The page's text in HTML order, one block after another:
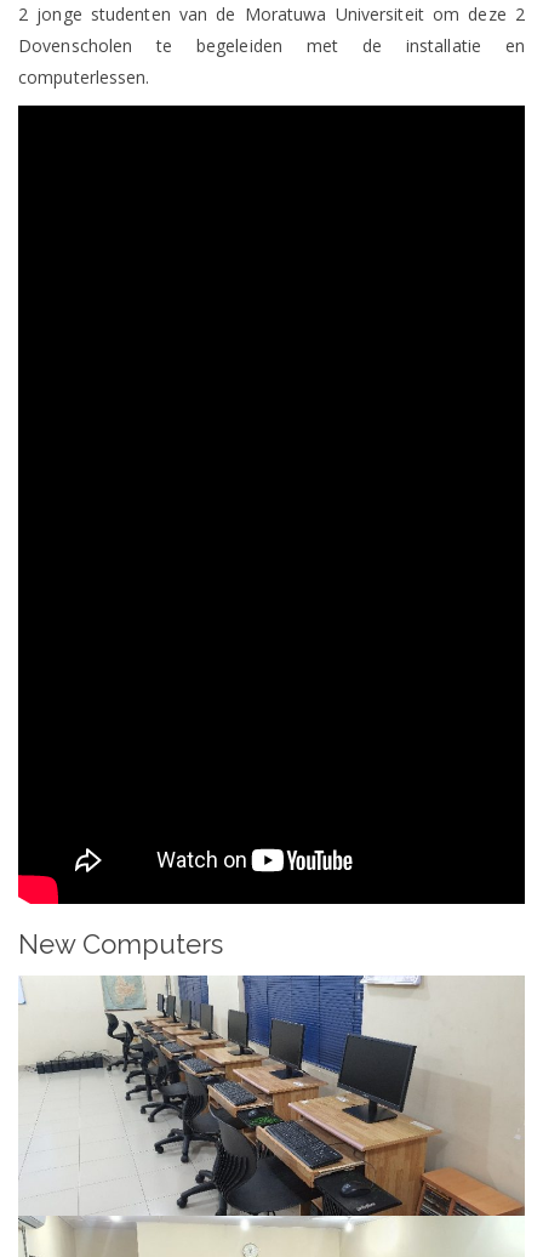
2 jonge studenten van de Moratuwa Universiteit om deze 2
Dovenscholen te begeleiden met de installatie en
computerlessen.
New Computers